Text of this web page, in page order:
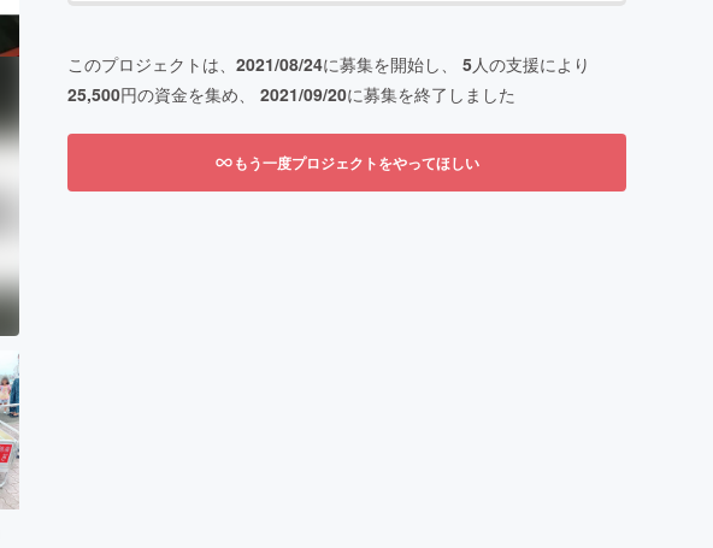
このプロジェクトは、 2021/08/24に募集を開始し、 5人の支援により
25,500円の資金を集め、 2021/09/20に募集を終了しました
もう一度プロジェクトをやってほしい